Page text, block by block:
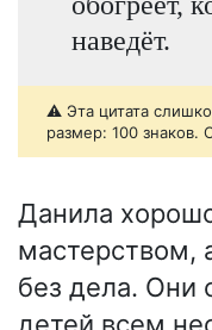
наведёт.
⚠️ Эта цитата
размер: 100 знаков.
Данила
мастерством,
без дела. Они
детей всем